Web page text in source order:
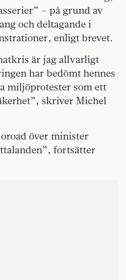
– på grund av
och deltagande i
enligt brevet.
är jag allvarligt
har bedömt hennes
miljöprotester som ett
skriver Michel
över minister
fortsätter